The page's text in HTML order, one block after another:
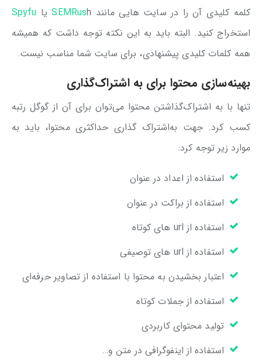
کلمه کلیدی آن را در سایت هایی مانند
SEMRush یا
Spyfu
استخراج کنید. البته باید به این نکته توجه داشت که همیشه
همه کلمات کلیدی پیشنهادی، برای سایت شما مناسب نیست.
بهینه‌سازی محتوا برای به اشتراک‌گذاری
تنها با به اشتراک‌گذاشتن محتوا می‌توان برای آن از گوگل رتبه
کسب کرد. جهت به‌اشتراک گذاری حداکثری محتوا، باید به
موارد زیر توجه کرد:
استفاده از اعداد در عنوان
استفاده از براکت در عنوان
استفاده از url های کوتاه
استفاده از url های توصیفی
اعتبار بخشیدن به محتوا با استفاده از تصاویر حرفه‌ای
استفاده از جملات کوتاه
تولید محتوای کاربردی
استفاده از اینفوگرافی در متن و…